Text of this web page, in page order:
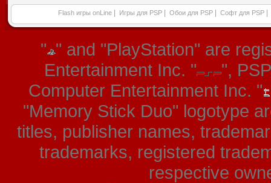
Flash игры onLine Игры для PSP Обои для PSP Софт для PSP
" " and "PlayStation" are
Entertainment Inc. "
",
Computer Entertainment Inc. "
"Memory Stick Duo" logotype
titles, publisher names,
trademarks, registered
respective